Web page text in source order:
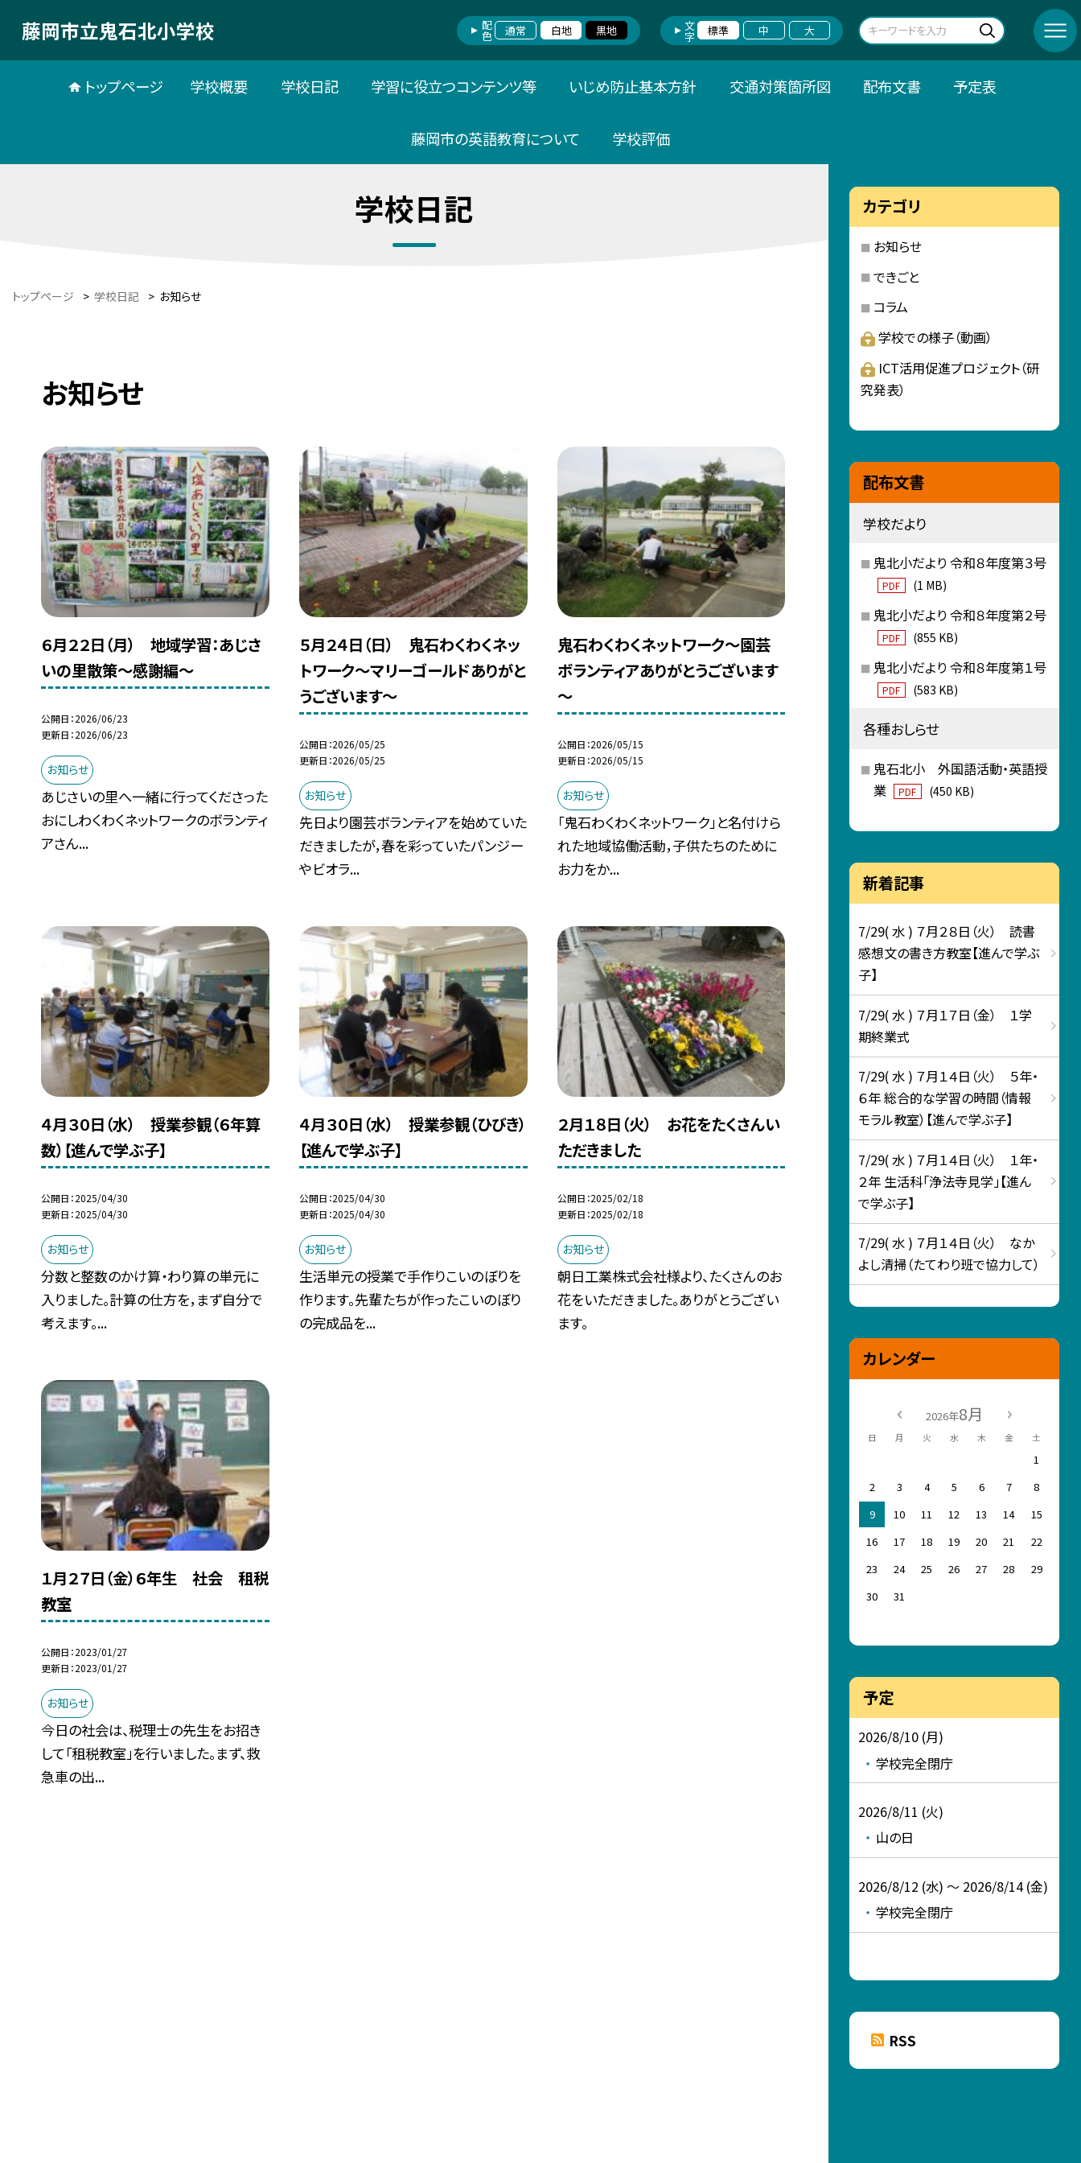
藤岡市立鬼石北小学校 配色 通常 白地 黒地 文字 標準 中 大
トップページ 学校概要 学校日記 学習に役立つコンテンツ等 いじめ防止基本方針 交通対策箇所図 配布文書 予定表
藤岡市の英語教育について 学校評価
学校日記
トップページ > 学校日記 > お知らせ
お知らせ
６月２２日（月） 地域学習：あじさ
いの里散策～感謝編～
公開日 2026/06/23
更新日 2026/06/23
お知らせ
あじさいの里へ一緒に行ってくださった
おにしわくわくネットワークのボランティ
アさん...
５月２４日（日） 鬼石わくわくネッ
トワーク～マリーゴールドありがと
うございます～
公開日 2026/05/25
更新日 2026/05/25
お知らせ
先日より園芸ボランティアを始めていた
だきましたが，春を彩っていたパンジー
やビオラ...
鬼石わくわくネットワーク～園芸
ボランティアありがとうございます
～
公開日 2026/05/15
更新日 2026/05/15
お知らせ
「鬼石わくわくネットワーク」と名付けら
れた地域協働活動，子供たちのために
お力をか...
４月３０日（水） 授業参観（６年算
数）【進んで学ぶ子】
公開日 2025/04/30
更新日 2025/04/30
お知らせ
分数と整数のかけ算・わり算の単元に
入りました。計算の仕方を，まず自分で
考えます。...
４月３０日（水） 授業参観（ひびき）
【進んで学ぶ子】
公開日 2025/04/30
更新日 2025/04/30
お知らせ
生活単元の授業で手作りこいのぼりを
作ります。先輩たちが作ったこいのぼり
の完成品を...
２月１８日（火） お花をたくさんい
ただきました
公開日 2025/02/18
更新日 2025/02/18
お知らせ
朝日工業株式会社様より、たくさんのお
花をいただきました。ありがとうござい
ます。
１月２７日（金）６年生 社会 租税
教室
公開日 2023/01/27
更新日 2023/01/27
お知らせ
今日の社会は、税理士の先生をお招き
して「租税教室」を行いました。まず、救
急車の出...
カテゴリ
お知らせ
できごと
コラム
学校での様子（動画）
ICT活用促進プロジェクト（研
究発表）
配布文書
学校だより
鬼北小だより 令和８年度第３号
PDF (1 MB)
鬼北小だより 令和８年度第２号
PDF (855 KB)
鬼北小だより 令和８年度第１号
PDF (583 KB)
各種おしらせ
鬼石北小 外国語活動・英語授
業
PDF (450 KB)
新着記事
7/29( 水 ) ７月２８日（火） 読書
感想文の書き方教室【進んで学ぶ
子】
7/29( 水 ) ７月１７日（金） １学
期終業式
7/29( 水 ) ７月１４日（火） ５年・
６年 総合的な学習の時間（情報
モラル教室）【進んで学ぶ子】
7/29( 水 ) ７月１４日（火） １年・
２年 生活科「浄法寺見学」【進ん
で学ぶ子】
7/29( 水 ) ７月１４日（火） なか
よし清掃（たてわり班で協力して）
カレンダー
2026年8月
日 月 火 水 木 金 土
1
2
3 4 5 6 7
8
9
10 11 12 13 14
15
16
17 18 19 20 21
22
23
24 25 26 27 28
29
30
31
予定
2026/8/10 (月)
学校完全閉庁
2026/8/11 (火)
山の日
2026/8/12 (水) ～ 2026/8/14 (金)
学校完全閉庁
RSS